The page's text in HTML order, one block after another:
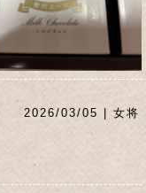
2026/03/05 | 女将